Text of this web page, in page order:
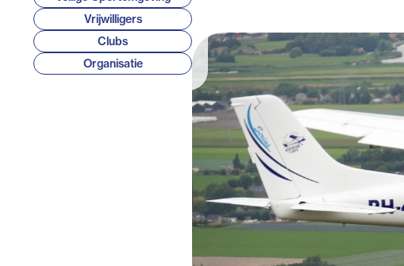
Vrijwilligers
Clubs
Organisatie